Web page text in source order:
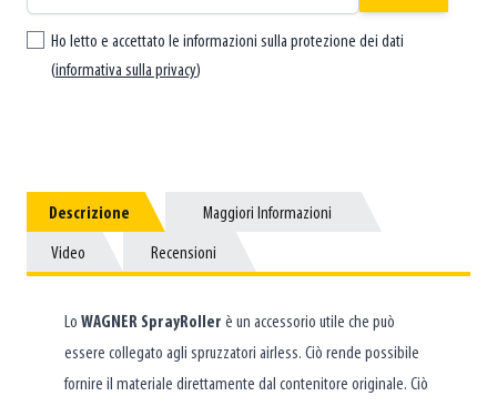
Ho letto e accettato le informazioni sulla protezione dei dati
(informativa sulla privacy)
Descrizione
Descrizione Maggiori Informazioni
Maggiori Informazioni
Video
Video Recensioni
Recensioni
Lo WAGNER SprayRoller è un accessorio utile che può
essere collegato agli spruzzatori airless. Ciò rende possibile
fornire il materiale direttamente dal contenitore originale. Ciò